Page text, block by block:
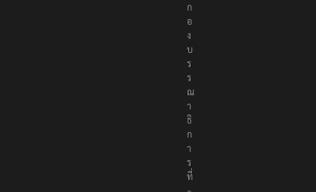
ก
อ
ง
บ
ร
ร
ณ
า
ธิ
ก
า
ร
ที่